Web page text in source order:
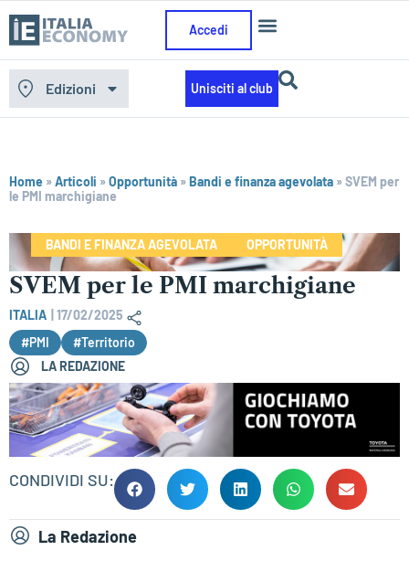
Accedi
Edizioni Unisciti al club
Home »Articoli »Opportunità »Bandi e finanza agevolata »SVEM per
le PMI marchigiane
BANDI E FINANZA AGEVOLATA OPPORTUNITÀ
SVEM per le PMI marchigiane
ITALIA
17/02/2025
#PMI
#Territorio
LA REDAZIONE
CONDIVIDI SU:
La Redazione